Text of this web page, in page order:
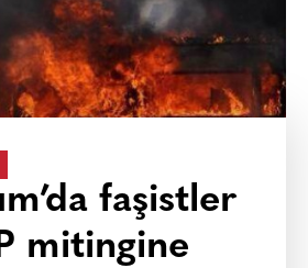
faşistler
mitingine